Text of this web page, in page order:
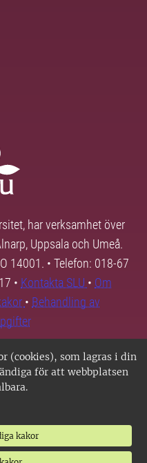
(cookies), som lagras i din
för att webbplatsen
kakor
har verksamhet över
Uppsala och Umeå.
14001. • Telefon: 018-67
• Kontakta SLU • Om
• Behandling av